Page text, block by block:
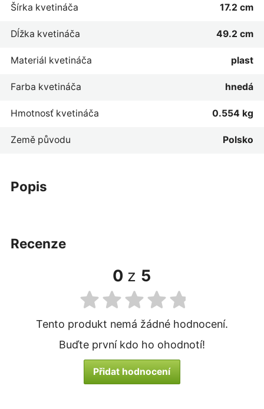
popis
Šírka kvetináča 17.2 cm
Dĺžka kvetináča 49.2 cm
Materiál kvetináča plast
Farba kvetináča hnedá
Hmotnosť kvetináča 0.554 kg
Země původu Polsko
recenze
0 z 5
Tento produkt nemá žádné hodnocení.
Buďte první kdo ho ohodnotí!
Přidat hodnocení